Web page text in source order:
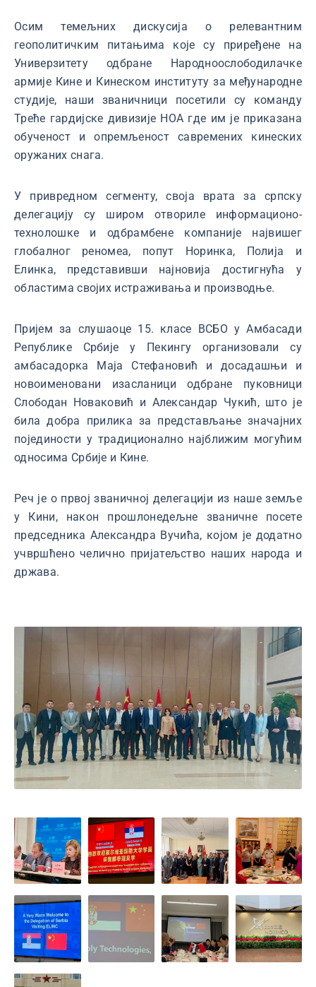
Осим темељних дискусија о релевантним
геополитичким питањима које су приређене на
Универзитету одбране Народноослободилачке
армије Кине и Кинеском институту за међународне
студије, наши званичници посетили су команду
Треће гардијске дивизије НОА где им је приказана
обученост и опремљеност савремених кинеских
оружаних снага.
У привредном сегменту, своја врата за српску
делегацију су широм отвориле информационо-
технолошке и одбрамбене компаније највишег
глобалног реномеа, попут Норинка, Полија и
Елинка, представивши најновија достигнућа у
областима својих истраживања и производње.
Пријем за слушаоце 15. класе ВСБО у Амбасади
Републике Србије у Пекингу организовали су
амбасадорка Маја Стефановић и досадашњи и
новоименовани изасланици одбране пуковници
Слободан Новаковић и Александар Чукић, што је
била добра прилика за представљање значајних
појединости у традиционално најближим могућим
односима Србије и Кине.
Реч је о првој званичној делегацији из наше земље
у Кини, након прошлонедељне званичне посете
председника Александра Вучића, којом је додатно
учвршћено челично пријатељство наших народа и
држава.